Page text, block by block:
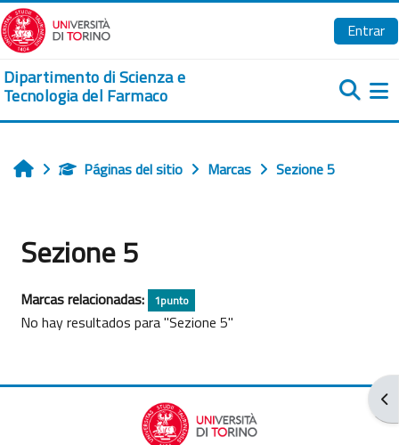
Salta al contenido principal
Entrar
Dipartimento di Scienza e
Tecnologia del Farmaco
InicioPáginas del sitio Marcas Sezione 5
Sezione 5
Marcas relacionadas: 1punto
No hay resultados para "Sezione 5"